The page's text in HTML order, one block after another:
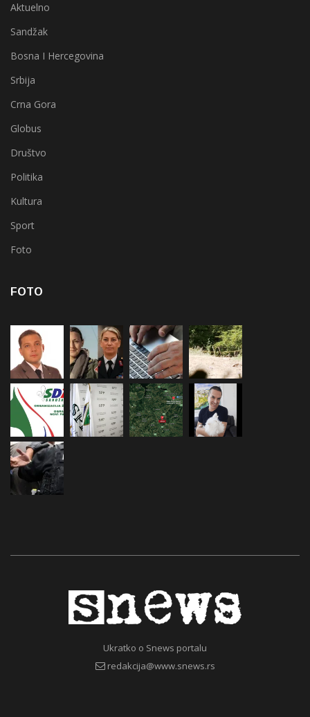
Aktuelno
Sandžak
Bosna I Hercegovina
Srbija
Crna Gora
Globus
Društvo
Politika
Kultura
Sport
Foto
FOTO
Ukratko o Snews portalu
redakcija@www.snews.rs